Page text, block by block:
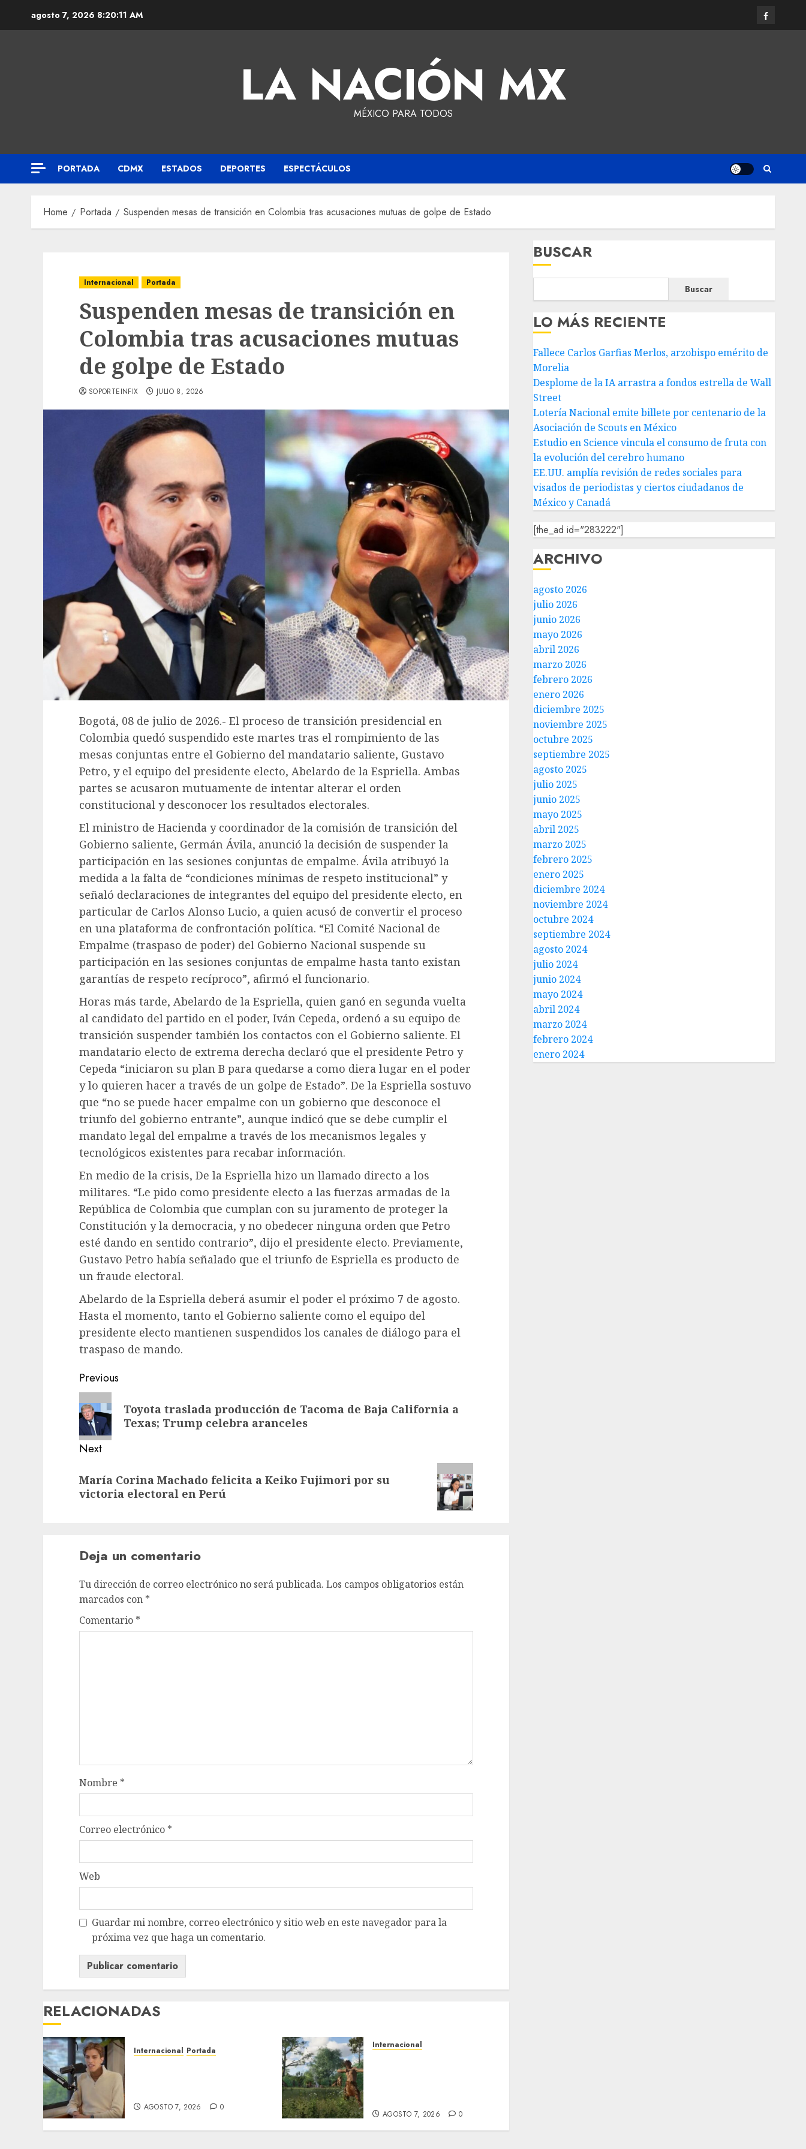
agosto 7, 2026 8:20:12 AM
LA NACIÓN MX
MÉXICO PARA TODOS
PORTADA CDMX ESTADOS DEPORTES ESPECTÁCULOS
Home Portada Suspenden mesas de transición en Colombia tras acusaciones mutuas de golpe de Estado
Internacional Portada
Suspenden mesas de transición en
Colombia tras acusaciones mutuas
de golpe de Estado
SOPORTEINFIX JULIO 8, 2026
Bogotá, 08 de julio de 2026.- El proceso de transición presidencial en
Colombia quedó suspendido este martes tras el rompimiento de las
mesas conjuntas entre el Gobierno del mandatario saliente, Gustavo
Petro, y el equipo del presidente electo, Abelardo de la Espriella. Ambas
partes se acusaron mutuamente de intentar alterar el orden
constitucional y desconocer los resultados electorales.
El ministro de Hacienda y coordinador de la comisión de transición del
Gobierno saliente, Germán Ávila, anunció la decisión de suspender la
participación en las sesiones conjuntas de empalme. Ávila atribuyó la
medida a la falta de “condiciones mínimas de respeto institucional” y
señaló declaraciones de integrantes del equipo del presidente electo, en
particular de Carlos Alonso Lucio, a quien acusó de convertir el proceso
en una plataforma de confrontación política. “El Comité Nacional de
Empalme (traspaso de poder) del Gobierno Nacional suspende su
participación en las sesiones conjuntas de empalme hasta tanto existan
garantías de respeto recíproco”, afirmó el funcionario.
Horas más tarde, Abelardo de la Espriella, quien ganó en segunda vuelta
al candidato del partido en el poder, Iván Cepeda, ordenó a su equipo de
transición suspender también los contactos con el Gobierno saliente. El
mandatario electo de extrema derecha declaró que el presidente Petro y
Cepeda “iniciaron su plan B para quedarse a como diera lugar en el poder
y lo quieren hacer a través de un golpe de Estado”. De la Espriella sostuvo
que “no se puede hacer empalme con un gobierno que desconoce el
triunfo del gobierno entrante”, aunque indicó que se debe cumplir el
mandato legal del empalme a través de los mecanismos legales y
tecnológicos existentes para recabar información.
En medio de la crisis, De la Espriella hizo un llamado directo a los
militares. “Le pido como presidente electo a las fuerzas armadas de la
República de Colombia que cumplan con su juramento de proteger la
Constitución y la democracia, y no obedecer ninguna orden que Petro
esté dando en sentido contrario”, dijo el presidente electo. Previamente,
Gustavo Petro había señalado que el triunfo de Espriella es producto de
un fraude electoral.
Abelardo de la Espriella deberá asumir el poder el próximo 7 de agosto.
Hasta el momento, tanto el Gobierno saliente como el equipo del
presidente electo mantienen suspendidos los canales de diálogo para el
traspaso de mando.
Previous
Toyota traslada producción de Tacoma de Baja California a
Texas; Trump celebra aranceles
Next
María Corina Machado felicita a Keiko Fujimori por su
victoria electoral en Perú
Deja un comentario
Tu dirección de correo electrónico no será publicada. Los campos obligatorios están
marcados con *
Comentario *
Nombre *
Correo electrónico *
Web
Guardar mi nombre, correo electrónico y sitio web en este navegador para la
próxima vez que haga un comentario.
RELACIONADAS
Internacional Portada
AGOSTO 7, 2026 0
Internacional
AGOSTO 7, 2026 0
BUSCAR
Buscar
LO MÁS RECIENTE
Fallece Carlos Garfias Merlos, arzobispo emérito de
Morelia
Desplome de la IA arrastra a fondos estrella de Wall
Street
Lotería Nacional emite billete por centenario de la
Asociación de Scouts en México
Estudio en Science vincula el consumo de fruta con
la evolución del cerebro humano
EE.UU. amplía revisión de redes sociales para
visados de periodistas y ciertos ciudadanos de
México y Canadá
[the_ad id="283222"]
ARCHIVO
agosto 2026
julio 2026
junio 2026
mayo 2026
abril 2026
marzo 2026
febrero 2026
enero 2026
diciembre 2025
noviembre 2025
octubre 2025
septiembre 2025
agosto 2025
julio 2025
junio 2025
mayo 2025
abril 2025
marzo 2025
febrero 2025
enero 2025
diciembre 2024
noviembre 2024
octubre 2024
septiembre 2024
agosto 2024
julio 2024
junio 2024
mayo 2024
abril 2024
marzo 2024
febrero 2024
enero 2024